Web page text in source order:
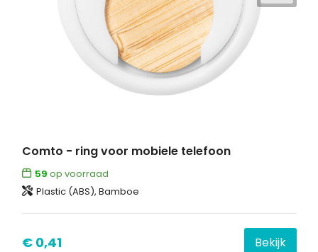
Comto - ring voor mobiele telefoon
59 op voorraad
Plastic (ABS), Bamboe
€ 0,41 Bekijk